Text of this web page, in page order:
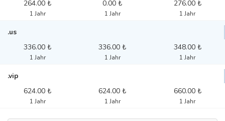
264.00 ₺
1 Jahr
0.00 ₺
1 Jahr
276.00 ₺
1 Jahr
.us
336.00 ₺
1 Jahr
336.00 ₺
1 Jahr
348.00 ₺
1 Jahr
.vip
624.00 ₺
1 Jahr
624.00 ₺
1 Jahr
660.00 ₺
1 Jahr